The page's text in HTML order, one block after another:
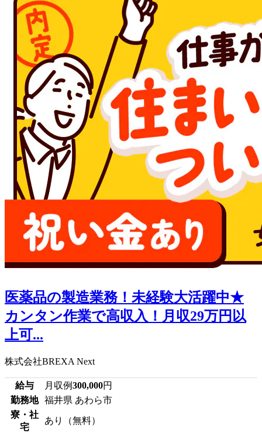
医薬品の製造業務！未経験大活躍中★
カンタン作業で高収入！月収29万円以
上可...
株式会社BREXA Next
給与 月収例300,000円
勤務地
福井県 あわら市
寮・社
宅
あり（無料）